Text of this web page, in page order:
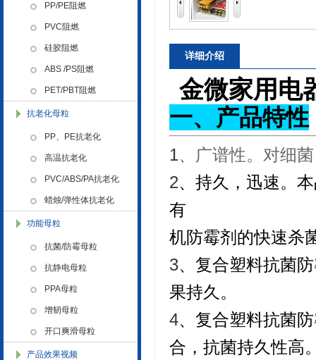
PP/PE阻燃
PVC阻燃
硅胶阻燃
ABS /PS阻燃
PET/PBT阻燃
抗老化母粒
PP、PE抗老化
高温抗老化
PVC/ABS/PA抗老化
蜡烛/弹性体抗老化
功能母粒
抗菌/防霉母粒
抗静电母粒
PPA母粒
增韧母粒
开口爽滑母粒
产品效果视频
业”称号
业执照
详细介绍
金微家用电
一、产品特性
1、广谱性。对细
2、持久，迅速。
有
机防霉剂的快速杀
3、复合塑料抗菌
果持久。
4、复合塑料抗菌
合，抗菌持久性高